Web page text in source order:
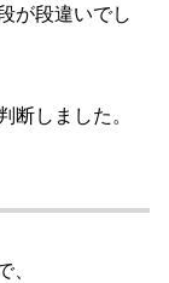
が段違いでし
しました。
、